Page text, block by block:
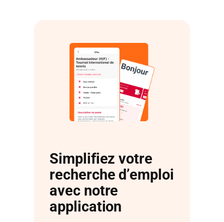
Simplifiez votre
recherche d’emploi
avec notre
application